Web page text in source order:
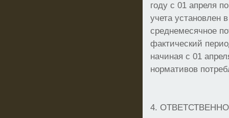
году с 01 апреля
учета установлен
среднемесячное
фактический
начиная с 01
нормативов
4.